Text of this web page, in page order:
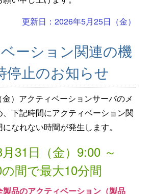
更新日：2026年5月25日（金）
ーション関連の機
停止のお知らせ
）アクティベーションサーバのメ
、下記時間にアクティベーション関
なれない時間が発生します。
31日（金）9:00 ～
間で最大10分間
品のアクティベーション（製品